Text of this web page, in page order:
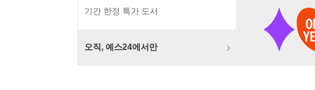
기간 한정 특가 도서
오직, 예스24에서만